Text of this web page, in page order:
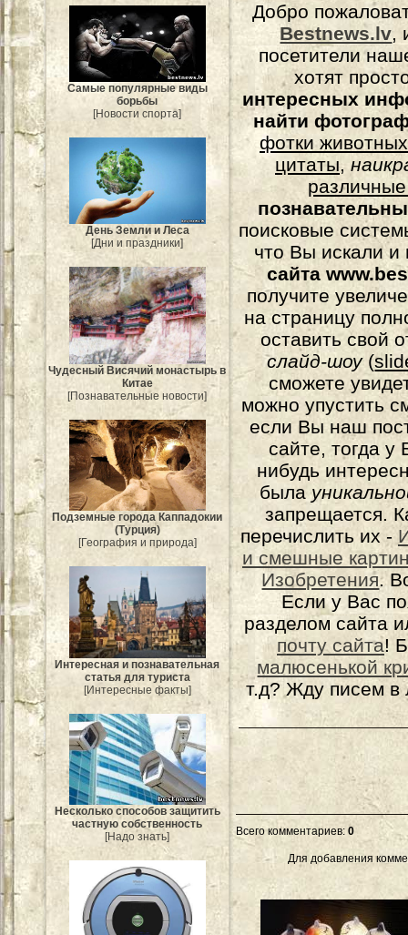
Самые популярные виды
борьбы
[Новости спорта]
День Земли и Леса
[Дни и праздники]
Чудесный Висячий монастырь в
Китае
[Познавательные новости]
Подземные города Каппадокии
(Турция)
[География и природа]
Интересная и познавательная
статья для туриста
[Интересные факты]
Несколько способов защитить
частную собственность
[Надо знать]
Добро
Bestnews.lv,
посетители
хотят
интересных
найти
фотки животных
цитаты,
поисковые
что Вы искали и
сайта
получите
на страницу
оставить свой
слайд-шоу(
сможете
можно упустить
если Вы наш
сайте, тогда у
нибудь
была
запрещается.
перечислить их -
и смешные
Изобретения.
Если у Вас
разделом сайта
почту сайта!
малюсенькой
т.д? Жду писем в
Всего комментариев: 0
Для добавления